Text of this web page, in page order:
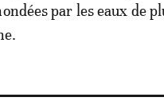
par les eaux de